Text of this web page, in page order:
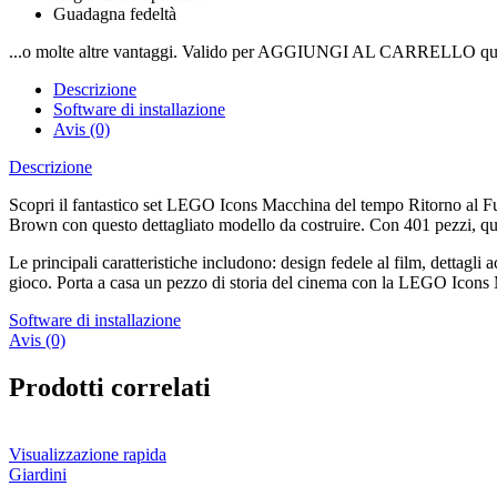
Guadagna fedeltà
...o molte altre vantaggi. Valido per AGGIUNGI AL CARRELLO
Descrizione
Software di installazione
Avis (0)
Descrizione
Scopri il fantastico set LEGO Icons Macchina del tempo Ritorno al
Brown con questo dettagliato modello da costruire. Con 401 pezzi,
Le principali caratteristiche includono: design fedele al film,
gioco. Porta a casa un pezzo di storia del cinema con la LEGO
Software di installazione
Avis (0)
Prodotti correlati
Visualizzazione rapida
Giardini